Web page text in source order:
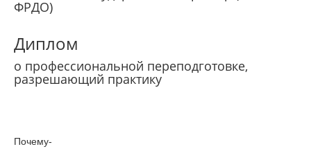
ФРДО)
Диплом
о профессиональной переподготовке,
разрешающий практику
Почему­